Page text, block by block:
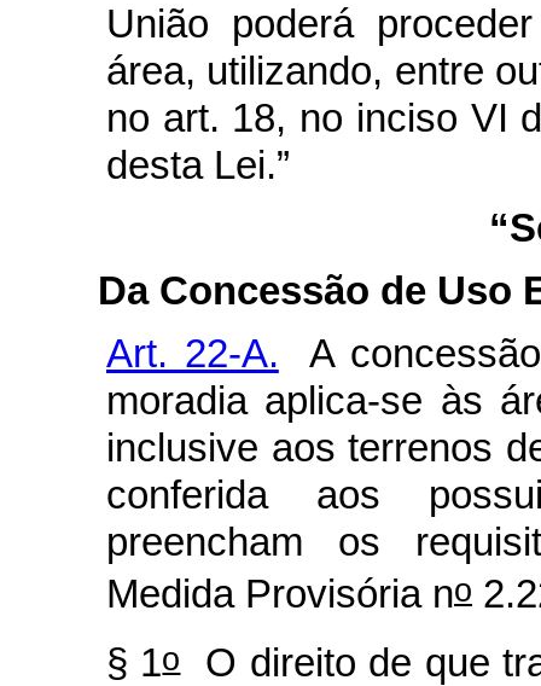
União poderá
área, utilizando, entre
no art. 18, no inciso VI
desta Lei.”
Da Concessão de Uso
Art. 22-A. A
moradia aplica-se às
inclusive aos terrenos
conferida aos
preencham os
Medida Provisória no
§ 1oO direito de que